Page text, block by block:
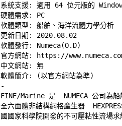
系統支援: 適用 64 位元版的
硬體需求: PC
軟體類型: 船舶、海洋流體力學分析
更新日期: 2020.08.02
軟體發行: Numeca(O.D)
官方網站:
https://
中文網站: 無
-
FINE/Marine 是  NUMECA 公司為
全六面體非結構網格產生器
國國家科學院開發的不可壓粘性流場